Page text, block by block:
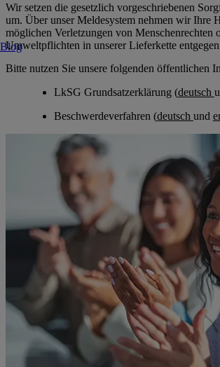
Blog
Wir setzen die gesetzlich vorgeschriebenen
um. Über unser Meldesystem nehmen wir Ihre
möglichen Verletzungen von Menschenrechten
Umweltpflichten in unserer Lieferkette
Bitte nutzen Sie unsere folgenden öffentlichen
LkSG Grundsatzerklärung (deutsch
Beschwerdeverfahren (deutsch und